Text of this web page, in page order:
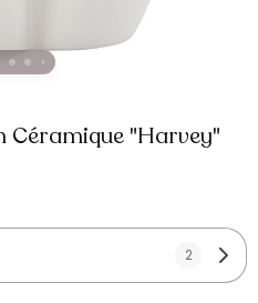
Céramique "Harvey"
2